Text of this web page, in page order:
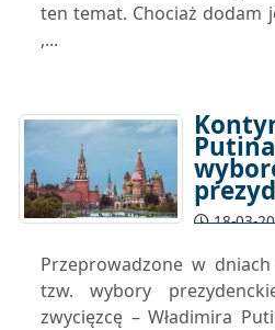
ten temat. Chociaż dodam
,...
18-03-
Przeprowadzone w
tzw. wybory
zwycięzcę – Władimira